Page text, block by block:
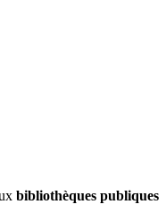
bibliothèques publiques